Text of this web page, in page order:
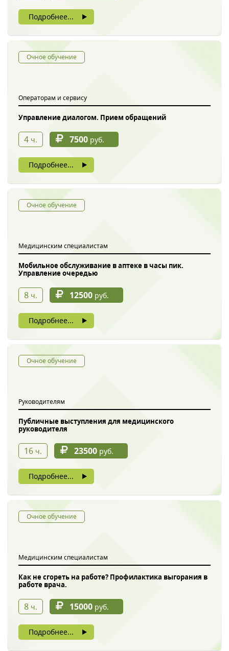
Подробнее...
Очное обучение
Операторам и сервису
Управление диалогом. Прием обращений
4 ч. 7500 руб.
Подробнее...
Очное обучение
Медицинским специалистам
Мобильное обслуживание в аптеке в часы пик.
Управление очередью
8 ч. 12500 руб.
Подробнее...
Очное обучение
Руководителям
Публичные выступления для медицинского
руководителя
16 ч. 23500 руб.
Подробнее...
Очное обучение
Медицинским специалистам
Как не сгореть на работе? Профилактика выгорания в
работе врача.
8 ч. 15000 руб.
Подробнее...